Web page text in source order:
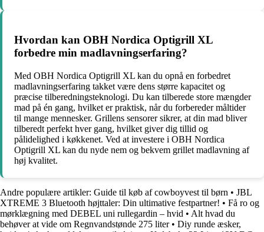
Hvordan kan OBH Nordica Optigrill XL
forbedre min madlavningserfaring?
Med OBH Nordica Optigrill XL kan du opnå en forbedret
madlavningserfaring takket være dens større kapacitet og
præcise tilberedningsteknologi. Du kan tilberede store mængder
mad på én gang, hvilket er praktisk, når du forbereder måltider
til mange mennesker. Grillens sensorer sikrer, at din mad bliver
tilberedt perfekt hver gang, hvilket giver dig tillid og
pålidelighed i køkkenet. Ved at investere i OBH Nordica
Optigrill XL kan du nyde nem og bekvem grillet madlavning af
høj kvalitet.
Andre populære artikler: Guide til køb af cowboyvest til børn • JBL
XTREME 3 Bluetooth højttaler: Din ultimative festpartner! • Få ro og
mørklægning med DEBEL uni rullegardin – hvid • Alt hvad du
behøver at vide om Regnvandstønde 275 liter• Diy runde æsker,